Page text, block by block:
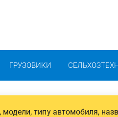
ГРУЗОВИКИ
модели, типу автомобиля,